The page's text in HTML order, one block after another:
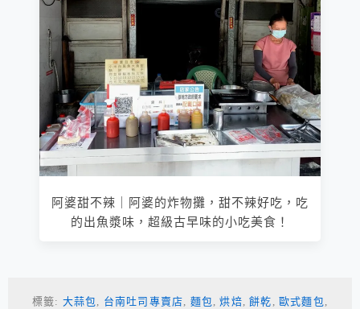
阿婆甜不辣｜阿婆的炸物攤，甜不辣好吃，吃
的出魚漿味，超級古早味的小吃美食！
標籤: 大蒜包, 台南吐司專賣店, 麵包,烘焙,餅乾 , 歐式麵包,